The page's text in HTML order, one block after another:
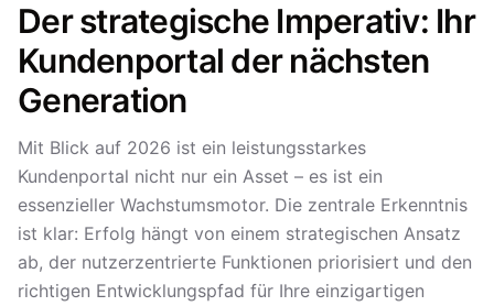
Der strategische Imperativ: Ihr
Kundenportal der nächsten
Generation
Mit Blick auf 2026 ist ein leistungsstarkes
Kundenportal nicht nur ein Asset – es ist ein
essenzieller Wachstumsmotor. Die zentrale Erkenntnis
ist klar: Erfolg hängt von einem strategischen Ansatz
ab, der nutzerzentrierte Funktionen priorisiert und den
richtigen Entwicklungspfad für Ihre einzigartigen